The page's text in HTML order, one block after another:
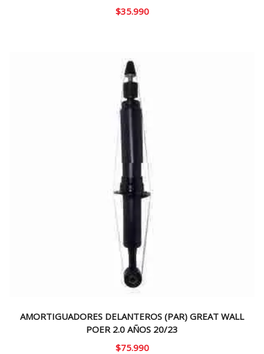
$35.990
AMORTIGUADORES DELANTEROS (PAR) GREAT WALL
POER 2.0 AÑOS 20/23
$75.990